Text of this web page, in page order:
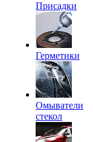
Присадки
Герметики
Омыватели
стекол